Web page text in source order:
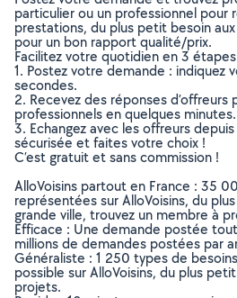
particulier ou un professionnel pour
prestations, du plus petit besoin
pour un bon rapport qualité/prix.
Facilitez votre quotidien en 3
1. Postez votre demande : indiquez
secondes.
2. Recevez des réponses d’offreurs
professionnels en quelques minutes.
3. Echangez avec les offreurs
sécurisée et faites votre choix !
C’est gratuit et sans commission !
AlloVoisins partout en France : 35
représentées sur AlloVoisins, du
grande ville, trouvez un membre à
Efficace : Une demande postée
millions de demandes postées par
Généraliste : 1 250 types de
possible sur AlloVoisins, du plus
projets.